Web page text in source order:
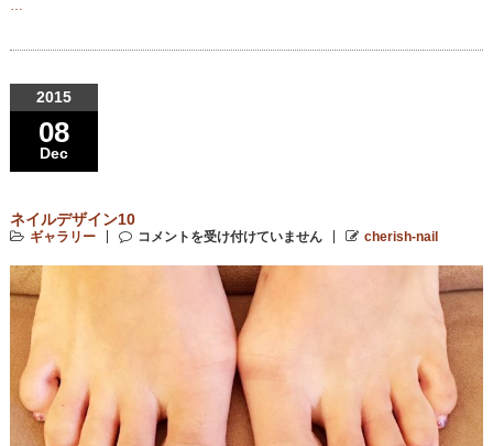
2015
08
Dec
ネイルデザイン10
ギャラリー コメントを受け付けていません cherish-nail